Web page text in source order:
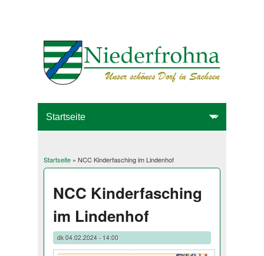
Sie sind hier
Startseite» NCC Kinderfasching im Lindenhof
NCC Kinderfasching
im Lindenhof
dk04.02.2024 - 14:00